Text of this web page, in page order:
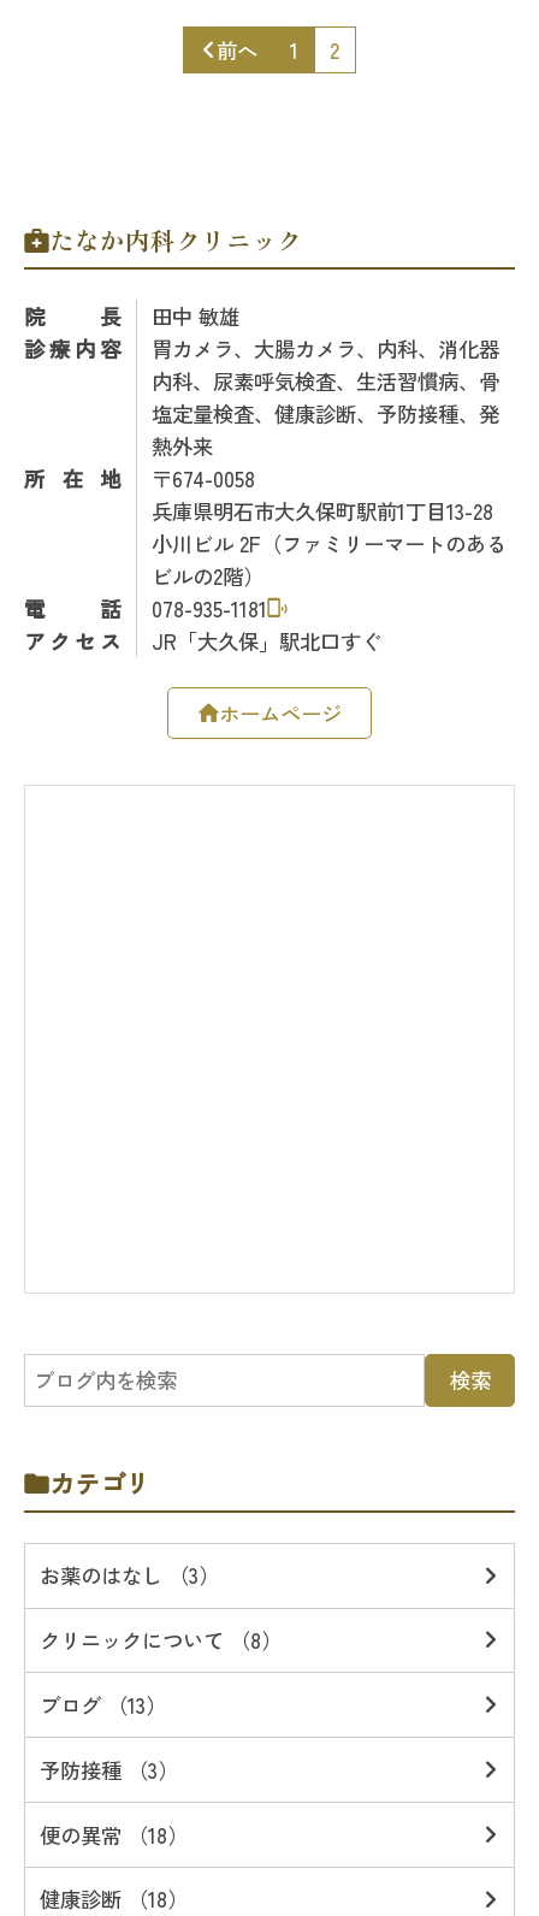
前へ 1 2
たなか内科クリニック
院長
田中 敏雄
診療内容
胃カメラ、大腸カメラ、内科、消化器
内科、尿素呼気検査、生活習慣病、骨
塩定量検査、健康診断、予防接種、発
熱外来
所在地
〒674-0058
兵庫県明石市大久保町駅前1丁目13-28
小川ビル 2F（ファミリーマートのある
ビルの2階）
電話
078-935-1181
アクセス
JR「大久保」駅北口すぐ
ホームページ
カテゴリ
お薬のはなし （3）
クリニックについて （8）
ブログ （13）
予防接種 （3）
便の異常 （18）
健康診断 （18）